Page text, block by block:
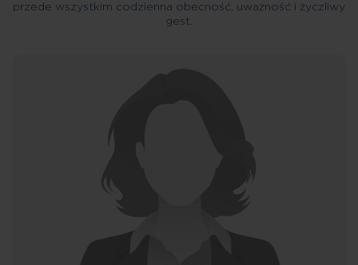
przede wszystkim codzienna obecność, uważność i życzliwy
gest.